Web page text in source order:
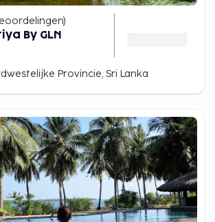
)
By GLN
Provincie, Sri Lanka